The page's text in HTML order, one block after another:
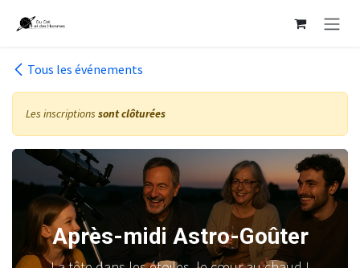
Tous les événements
Les inscriptions sont clôturées
Après-midi Astro-Goûter